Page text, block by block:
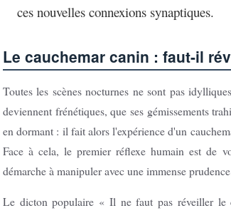
ces nouvelles connexions synaptiques.
Le cauchemar canin : faut-il
Toutes les scènes nocturnes ne sont pas
deviennent frénétiques, que ses gémissements
en dormant : il fait alors l'expérience d'un
Face à cela, le premier réflexe humain est de
démarche à manipuler avec une immense
Le dicton populaire « Il ne faut pas réveiller